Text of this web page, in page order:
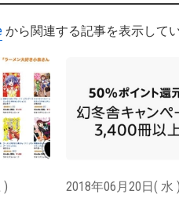
から関連する記事を表示してい
) 2018年06月20日( 水 )